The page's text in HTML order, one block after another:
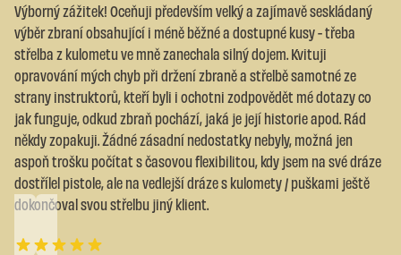
Výborný zážitek! Oceňuji především velký a zajímavě seskládaný
výběr zbraní obsahující i méně běžné a dostupné kusy - třeba
střelba z kulometu ve mně zanechala silný dojem. Kvituji
opravování mých chyb při držení zbraně a střelbě samotné ze
strany instruktorů, kteří byli i ochotni zodpovědět mé dotazy co
jak funguje, odkud zbraň pochází, jaká je její historie apod. Rád
někdy zopakuji. Žádné zásadní nedostatky nebyly, možná jen
aspoň trošku počítat s časovou flexibilitou, kdy jsem na své dráze
dostřílel pistole, ale na vedlejší dráze s kulomety / puškami ještě
dokončoval svou střelbu jiný klient.